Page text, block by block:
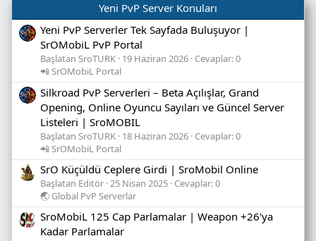
Yeni PvP Server Konuları
Yeni PvP Serverler Tek Sayfada Buluşuyor |
SrOMobiL PvP Portal
Başlatan SroTURK 19 Haziran 2026 Cevaplar: 0
📲 SrOMobiL Portal
Silkroad PvP Serverleri – Beta Açılışlar, Grand
Opening, Online Oyuncu Sayıları ve Güncel Server
Listeleri | SroMOBIL
Başlatan SroTURK 18 Haziran 2026 Cevaplar: 0
📲 SrOMobiL Portal
SrO Küçüldü Ceplere Girdi | SroMobil Online
Başlatan Editör 25 Nisan 2025 Cevaplar: 0
🌏 Global PvP Serverlar
SroMobiL 125 Cap Parlamalar | Weapon +26'ya
Kadar Parlamalar